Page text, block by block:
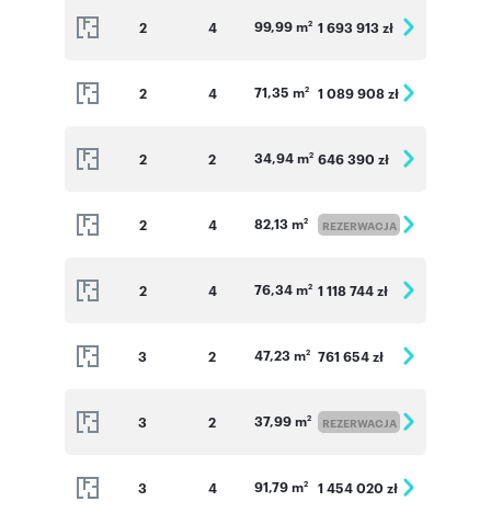
2 4 99,99 m2 1 693 913 zł
2 4 71,35 m2 1 089 908 zł
2 2 34,94 m2 646 390 zł
2 4 82,13 m2 REZERWACJA
2 4 76,34 m2 1 118 744 zł
3 2 47,23 m2 761 654 zł
3 2 37,99 m2 REZERWACJA
3 4 91,79 m2 1 454 020 zł